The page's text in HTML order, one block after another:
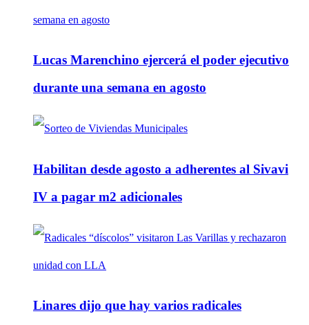
Lucas Marenchino ejercerá el poder ejecutivo
durante una semana en agosto
Habilitan desde agosto a adherentes al Sivavi
IV a pagar m2 adicionales
Linares dijo que hay varios radicales